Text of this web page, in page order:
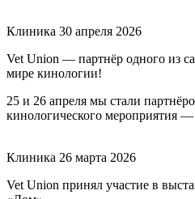
Клиника 30 апреля 2026
Vet Union — партнёр одного из
мире кинологии!
25 и 26 апреля мы стали
кинологического мероприятия
Клиника 26 марта 2026
Vet Union принял участие в